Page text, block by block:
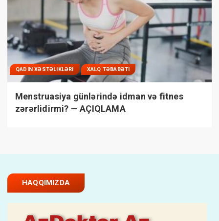
QADIN XƏSTƏLIKLƏRI XALQ TƏBABƏTI
Menstruasiya günlərində idman və fitnes
zərərlidirmi? — AÇIQLAMA
HAQQIMIZDA